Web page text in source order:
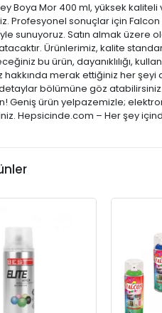
Boya Mor 400 ml, yüksek
Profesyonel sonuçlar için
sunuyoruz. Satın almak üzere
Ürünlerimiz, kalite
bu ürün, dayanıklılığı,
hakkında merak ettiğiniz her şeyi
bölümüne göz atabilirsiniz.
Geniş ürün yelpazemizle;
Hepsicinde.com – Her şey